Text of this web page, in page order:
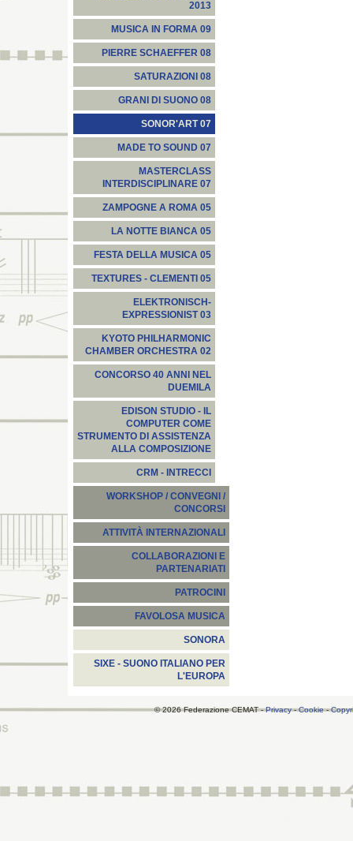
2013
MUSICA IN FORMA 09
PIERRE SCHAEFFER 08
SATURAZIONI 08
GRANI DI SUONO 08
SONOR'ART 07
MADE TO SOUND 07
MASTERCLASS
INTERDISCIPLINARE 07
ZAMPOGNE A ROMA 05
LA NOTTE BIANCA 05
FESTA DELLA MUSICA 05
TEXTURES - CLEMENTI 05
ELEKTRONISCH-
EXPRESSIONIST 03
KYOTO PHILHARMONIC
CHAMBER ORCHESTRA 02
CONCORSO 40 ANNI NEL
DUEMILA
EDISON STUDIO - IL
COMPUTER COME
STRUMENTO DI ASSISTENZA
ALLA COMPOSIZIONE
CRM - INTRECCI
WORKSHOP / CONVEGNI /
CONCORSI
ATTIVITÀ INTERNAZIONALI
COLLABORAZIONI E
PARTENARIATI
PATROCINI
FAVOLOSA MUSICA
SONORA
SIXE - SUONO ITALIANO PER
L'EUROPA
© 2026 Federazione CEMAT -Privacy-Cookie-